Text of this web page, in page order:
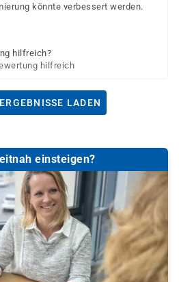
könnte verbessert werden.
hilfreich?
hilfreich
LADEN
einsteigen?